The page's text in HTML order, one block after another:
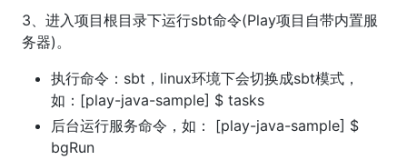
3、进入项目根目录下运行sbt命令(Play项目自带内置服
务器)。
执行命令：sbt，linux环境下会切换成sbt模式，
如：[play-java-sample] $ tasks
后台运行服务命令，如： [play-java-sample] $
bgRun